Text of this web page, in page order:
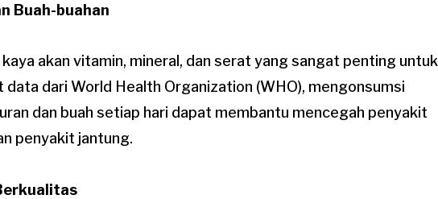
Buah-buahan
kaya akan vitamin, mineral, dan serat yang sangat penting untuk
dari World Health Organization (WHO), mengonsumsi
dan buah setiap hari dapat membantu mencegah penyakit
penyakit jantung.